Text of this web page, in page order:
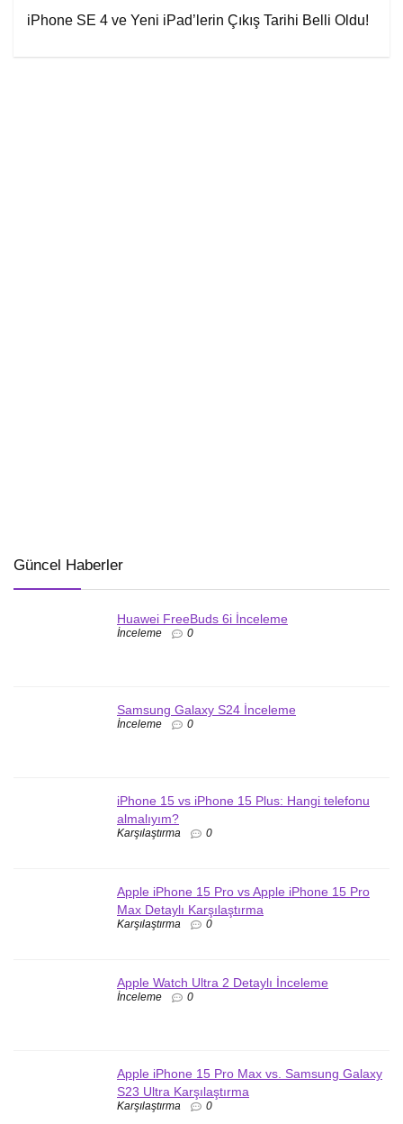
iPhone SE 4 ve Yeni iPad’lerin Çıkış Tarihi Belli Oldu!
Güncel Haberler
Huawei FreeBuds 6i İnceleme
İnceleme 0
Samsung Galaxy S24 İnceleme
İnceleme 0
iPhone 15 vs iPhone 15 Plus: Hangi telefonu
almalıyım?
Karşılaştırma 0
Apple iPhone 15 Pro vs Apple iPhone 15 Pro
Max Detaylı Karşılaştırma
Karşılaştırma 0
Apple Watch Ultra 2 Detaylı İnceleme
İnceleme 0
Apple iPhone 15 Pro Max vs. Samsung Galaxy
S23 Ultra Karşılaştırma
Karşılaştırma 0